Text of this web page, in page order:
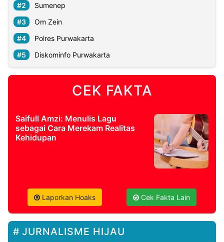
Sumenep
Om Zein
Polres Purwakarta
Diskominfo Purwakarta
CEK FAKTA
Saifull Amzi: Menulis Lagu
sebagai Cara Merekam Realitas
Kehidupan
Laporkan Hoaks Cek Fakta Lain
JURNALISME HIJAU